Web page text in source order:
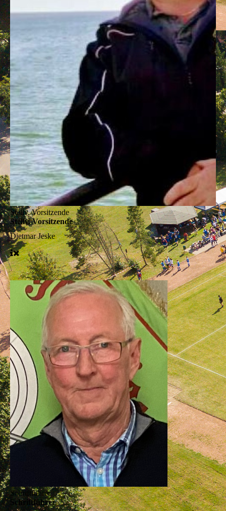
Stellv. Vorsitzende
Stellv. Vorsitzende
Dietmar Jeske
Schriftführer
Schriftführer